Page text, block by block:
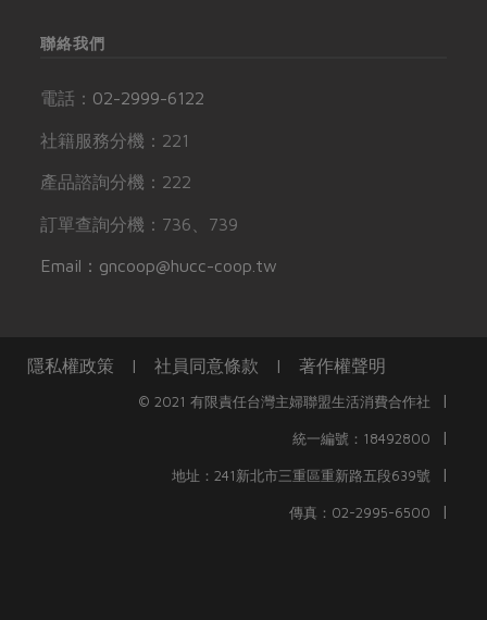
聯絡我們
電話： 02-2999-6122
社籍服務分機：221
產品諮詢分機：222
訂單查詢分機：736、739
Email：gncoop@hucc-coop.tw
隱私權政策 | 社員同意條款 | 著作權聲明
© 2021 有限責任台灣主婦聯盟生活消費合作社 |
統一編號：18492800 |
地址：241新北市三重區重新路五段639號 |
傳真：02-2995-6500 |